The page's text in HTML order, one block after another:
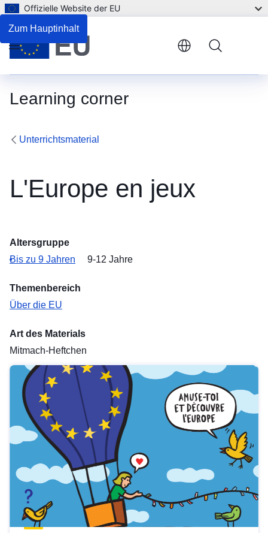
Zum Hauptinhalt
Offizielle Website der EU
Learning corner
Menu
Unterrichtsmaterial
L'Europe en jeux
Altersgruppe
Bis zu 9 Jahren
9-12 Jahre
Themenbereich
Über die EU
Art des Materials
Mitmach-Heftchen